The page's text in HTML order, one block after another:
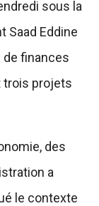
sous la
Saad Eddine
de finances
trois projets
des
a
le contexte